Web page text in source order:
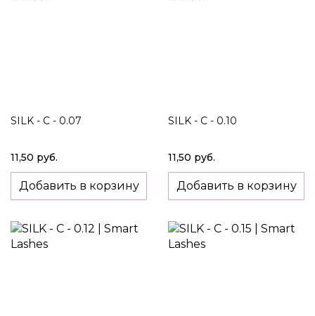
SILK - C - 0.07
11,50 руб.
Добавить в корзину
SILK - C - 0.10
11,50 руб.
Добавить в корзину